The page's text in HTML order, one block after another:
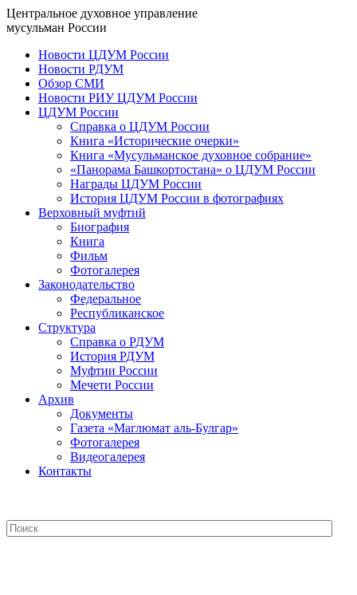
Центральное духовное управление
мусульман России
Новости ЦДУМ России
Новости РДУМ
Обзор СМИ
Новости РИУ ЦДУМ России
ЦДУМ России
Справка о ЦДУМ России
Книга «Исторические очерки»
Книга «Мусульманское духовное собрание»
«Панорама Башкортостана» о ЦДУМ России
Награды ЦДУМ России
История ЦДУМ России в фотографиях
Верховный муфтий
Биография
Книга
Фильм
Фотогалерея
Законодательство
Федеральное
Республиканское
Структура
Справка о РДУМ
История РДУМ
Муфтии России
Мечети России
Архив
Документы
Газета «Маглюмат аль-Булгар»
Фотогалерея
Видеогалерея
Контакты